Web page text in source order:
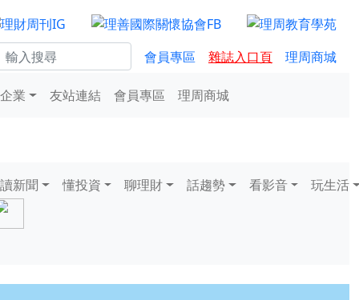
會員專區 雜誌入口頁 理周商城
業 友站連結 會員專區 理周商城
讀新聞 懂投資 聊理財 話趨勢 看影音 玩生活